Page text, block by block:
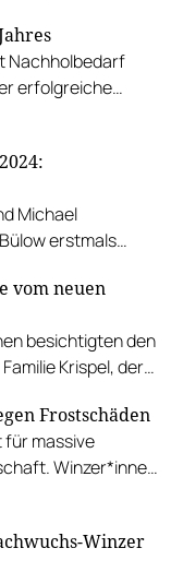
Nachholbedarf
erfolgreiche
Michael
erstmals
großes
ersten
vom neuen
besichtigten den
Krispel, der
Frostschäden
massive
Winzer*innen
Winzer